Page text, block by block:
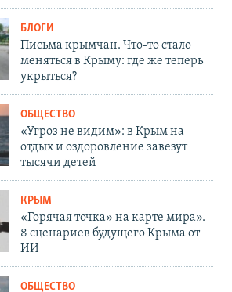
БЛОГИ
Письма крымчан. Что-то стало
меняться в Крыму: где же теперь
укрыться?
ОБЩЕСТВО
«Угроз не видим»: в Крым на
отдых и оздоровление завезут
тысячи детей
КРЫМ
«Горячая точка» на карте мира».
8 сценариев будущего Крыма от
ИИ
ОБЩЕСТВО